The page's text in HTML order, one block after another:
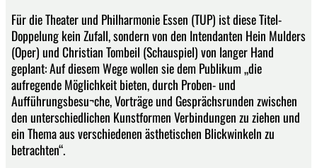
Für die Theater und Philharmonie Essen (TUP) ist diese Titel-
Doppelung kein Zufall, sondern von den Intendanten Hein Mulders
(Oper) und Christian Tombeil (Schauspiel) von langer Hand
geplant: Auf diesem Wege wollen sie dem Publikum „die
aufregende Möglichkeit bieten, durch Proben- und
Aufführungsbesu¬che, Vorträge und Gesprächsrunden zwischen
den unterschiedlichen Kunstformen Verbindungen zu ziehen und
ein Thema aus verschiedenen ästhetischen Blickwinkeln zu
betrachten“.